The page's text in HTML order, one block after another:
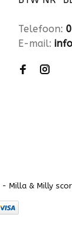
Telefoon:
E-mail:
- Milla & Milly